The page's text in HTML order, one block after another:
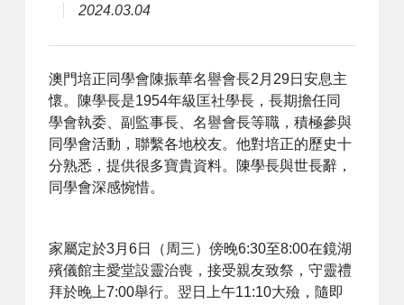
2024.03.04
澳門培正同學會陳振華名譽會長2月29日安息主
懷。陳學長是1954年級匡社學長，長期擔任同
學會執委、副監事長、名譽會長等職，積極參與
同學會活動，聯繫各地校友。他對培正的歷史十
分熟悉，提供很多寶貴資料。陳學長與世長辭，
同學會深感惋惜。
家屬定於3月6日（周三）傍晚6:30至8:00在鏡湖
殯儀館主愛堂設靈治喪，接受親友致祭，守靈禮
拜於晚上7:00舉行。翌日上午11:10大殮，隨即